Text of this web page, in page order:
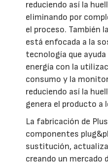
reduciendo así la
eliminando por
el proceso. También
está enfocada a la
tecnología que
energía con la
consumo y la
reduciendo así la
genera el producto a
La fabricación de
componentes
sustitución,
creando un mercado